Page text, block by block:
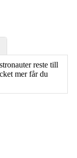
reste till
mer får du